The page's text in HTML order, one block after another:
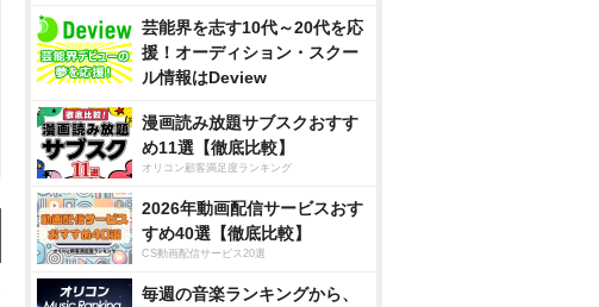
芸能界を志す10代～20代を応
援！オーディション・スクー
ル情報はDeview
漫画読み放題サブスクおすす
め11選【徹底比較】
オリコン顧客満足度ランキング
2026年動画配信サービスおす
すめ40選【徹底比較】
CS動画配信サービス20選
毎週の音楽ランキングから、